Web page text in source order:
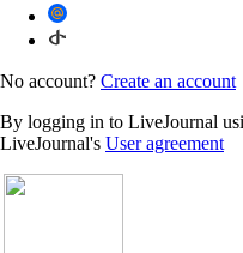
No account? Create an account
By logging in to LiveJournal
LiveJournal's User agreement